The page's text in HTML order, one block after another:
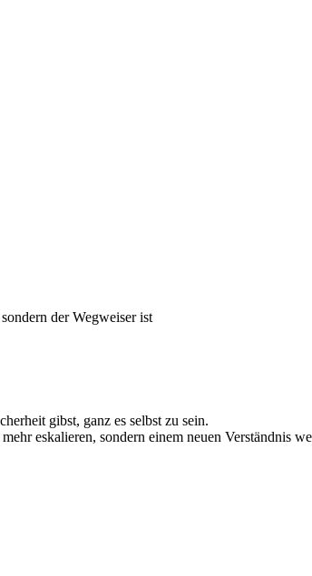
der Wegweiser ist
gibst, ganz es selbst zu sein.
eskalieren, sondern einem neuen Verständnis